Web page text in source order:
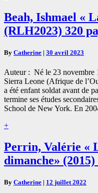
Beah,
Ishmael
« La
famille »
320
pages
Beah, Ishmael «
(RLH2023) 320
By Catherine | 30 avril 2023
Auteur : Né le 23 novembre
Sierra Leone (Afrique de
a été enfant soldat avant de
termine ses études
School de New York. En
+Read
Perrin,
Valérie
«
oubliés
Perrin, Valérie «
dimanche» (2015)
By Catherine | 12 juillet 2022